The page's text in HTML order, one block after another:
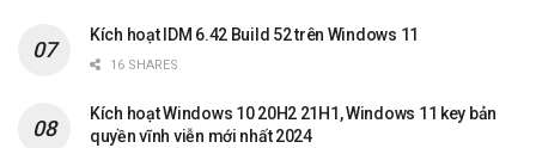
Kích hoạt IDM 6.42 Build 52 trên Windows 11
16 SHARES
Kích hoạt Windows 10 20H2 21H1, Windows 11 key bản
quyền vĩnh viễn mới nhất 2024